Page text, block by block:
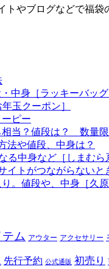
やブログなどで福
中身［ラッキーバッグ
玉クーポン］
ピー
相当？値段は？ 数量
法や値段、中身は？
る中身など［しまむら
イトがつながらないと
。値段や、中身［久原
ム アウター アクセサリー
先行予約 公式通販 初売り